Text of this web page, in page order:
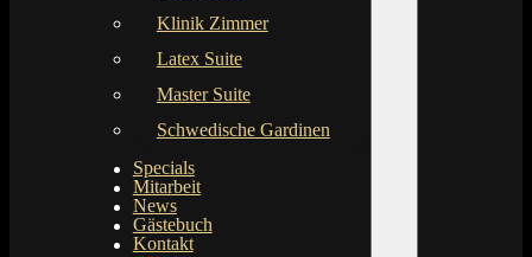
Klinik Zimmer
Latex Suite
Master Suite
Schwedische Gardinen
Specials
Mitarbeit
News
Gästebuch
Kontakt